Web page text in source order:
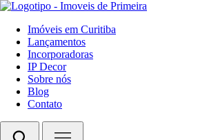
Imóveis em Curitiba
Lançamentos
Incorporadoras
IP Decor
Sobre nós
Blog
Contato